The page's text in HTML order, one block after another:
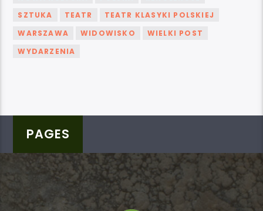
SZTUKA
TEATR
TEATR KLASYKI POLSKIEJ
WARSZAWA
WIDOWISKO
WIELKI POST
WYDARZENIA
PAGES